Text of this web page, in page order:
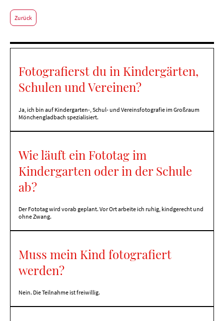
Zurück
Fotografierst du in Kindergärten,
Schulen und Vereinen?
Ja, ich bin auf Kindergarten-, Schul- und Vereinsfotografie im Großraum
Mönchengladbach spezialisiert.
Wie läuft ein Fototag im
Kindergarten oder in der Schule
ab?
Der Fototag wird vorab geplant. Vor Ort arbeite ich ruhig, kindgerecht und
ohne Zwang.
Muss mein Kind fotografiert
werden?
Nein. Die Teilnahme ist freiwillig.